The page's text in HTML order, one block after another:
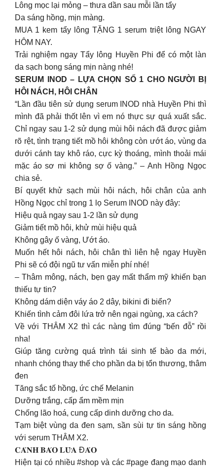
Lông mọc lại mỏng – thưa dần sau mỗi lần tẩy
Da sáng hồng, mịn màng.
MUA 1 kem tẩy lông TẶNG 1 serum triệt lông NGAY
HÔM NAY.
Trải nghiệm ngay Tẩy lông Huyền Phi để có một làn
da sạch bong sáng mịn nàng nhé!
SERUM INOD – LỰA CHỌN SỐ 1 CHO NGƯỜI BỊ
HÔI NÁCH, HÔI CHÂN
“Lần đầu tiên sử dụng serum INOD nhà Huyền Phi thì
mình đã phải thốt lên vì em nó thực sự quá xuất sắc.
Chỉ ngay sau 1-2 sử dụng mùi hôi nách đã được giảm
rõ rệt, tình trạng tiết mồ hôi không còn ướt áo, vùng da
dưới cánh tay khô ráo, cực kỳ thoáng, mình thoải mái
mặc áo sơ mi không sợ ố vàng.” – Anh Hồng Ngọc
chia sẻ.
Bí quyết khử sạch mùi hôi nách, hôi chân của anh
Hồng Ngọc chỉ trong 1 lọ Serum INOD này đây:
Hiệu quả ngay sau 1-2 lần sử dụng
Giảm tiết mồ hôi, khử mùi hiệu quả
Không gây ố vàng, Ướt áo.
Muốn hết hôi nách, hôi chân thì liên hệ ngay Huyền
Phi sẽ có đội ngũ tư vấn miễn phí nhé!
– Thâm mông, nách, bẹn gay mất thẩm mỹ khiến bạn
thiếu tự tin?
Không dám diện váy áo 2 dây, bikini đi biển?
Khiến tình cảm đôi lứa trở nên ngại ngùng, xa cách?
Về với THÂM X2 thì các nàng tìm đúng “bến đỗ” rồi
nha!
Giúp tăng cường quá trình tái sinh tế bào da mới,
nhanh chóng thay thế cho phần da bị tổn thương, thâm
đen
Tăng sắc tố hồng, ức chế Melanin
Dưỡng trắng, cấp ẩm mềm mịn
Chống lão hoá, cung cấp dinh dưỡng cho da.
Tạm biệt vùng da đen sạm, sần sùi tự tin sáng hồng
với serum THÂM X2.
𝐂𝐀̉𝐍𝐇 𝐁𝐀́𝐎 𝐋𝐔̛̀𝐀 Đ𝐀̉𝐎
Hiện tại có nhiều #shop và các #page đang mạo danh